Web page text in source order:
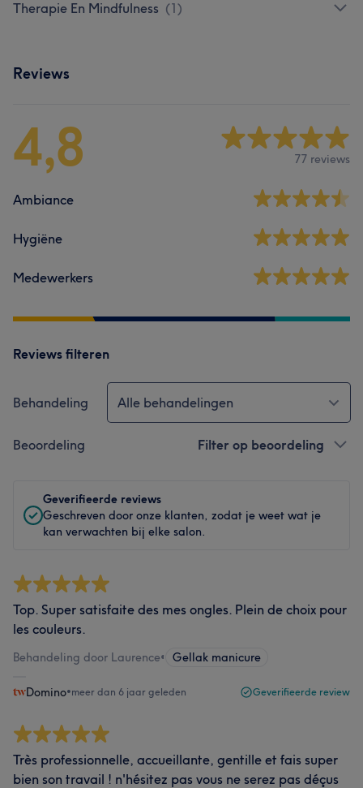
Therapie En Mindfulness (1)
Reviews
4,8 77 reviews
Ambiance
Hygiëne
Medewerkers
Reviews filteren
Behandeling Alle behandelingen
Beoordeling Filter op beoordeling
Geverifieerde reviews
Geschreven door onze klanten, zodat je weet wat je
kan verwachten bij elke salon.
Top. Super satisfaite des mes ongles. Plein de choix pour
les couleurs.
Behandeling door Laurence• Gellak manicure
Domino•meer dan 6 jaar geleden Geverifieerde review
Très professionnelle, accueillante, gentille et fais super
bien son travail ! n'hésitez pas vous ne serez pas déçus